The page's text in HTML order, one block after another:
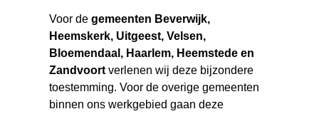
een
andere
website)
Voor de gemeenten Beverwijk,
Heemskerk, Uitgeest, Velsen,
Bloemendaal, Haarlem, Heemstede en
Zandvoortverlenen wij deze bijzondere
toestemming. Voor de overige gemeenten
binnen ons werkgebied gaan deze